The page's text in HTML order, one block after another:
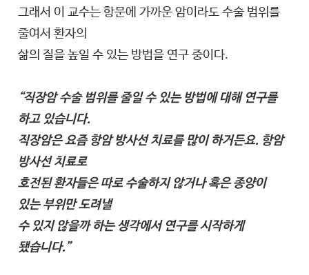
그래서 이 교수는 항문에 가까운 암이라도 수술 범위를
줄여서 환자의
삶의 질을 높일 수 있는 방법을 연구 중이다.
“직장암 수술 범위를 줄일 수 있는 방법에 대해 연구를
하고 있습니다.
직장암은 요즘 항암 방사선 치료를 많이 하거든요. 항암
방사선 치료로
호전된 환자들은 따로 수술하지 않거나 혹은 종양이
있는 부위만 도려낼
수 있지 않을까 하는 생각에서 연구를 시작하게
됐습니다.”